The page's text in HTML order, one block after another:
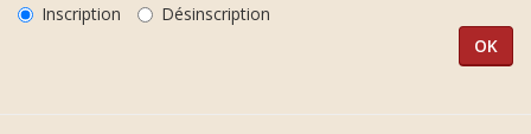
Inscription Désinscription